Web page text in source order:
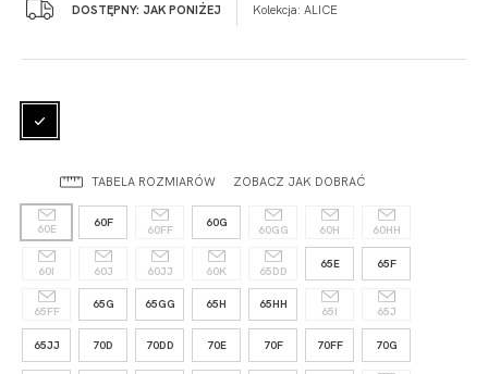
DOSTĘPNY: JAK PONIŻEJ Kolekcja: ALICE
TABELA ROZMIARÓW ZOBACZ JAK DOBRAĆ
60E 60F
60FF
60G
60GG 60H 60HH
60I 60J 60JJ 60K 65DD
65E 65F
65FF
65G 65GG 65H 65HH
65I 65J
65JJ 70D 70DD 70E 70F 70FF 70G